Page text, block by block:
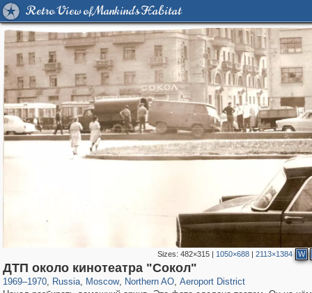
Retro View of Mankind's Habitat
Sizes:482×315 | 1050×688 |2113×1384 W
ДТП около кинотеатра "Сокол"
1969–1970, Russia
1,406,939 29,248
, Moscow
319,861 8,286
, Northern AO
22,540 598
, Aeroport District
2,607